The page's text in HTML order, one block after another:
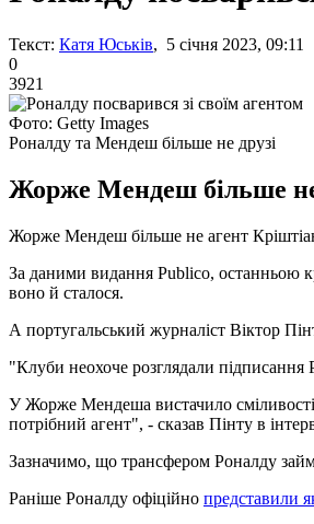
Текст: Катя Юськів, 5 січня 2023, 09:11
0
3921
Фото: Getty Images
Роналду та Мендеш більше не друзі
Жорже Мендеш більше не
Жорже Мендеш більше не агент
За даними видання Publico, останньою
воно й сталося.
А португальський журналіст Віктор
"Клуби неохоче розглядали
У Жорже Мендеша вистачило
потрібний агент", - сказав Пінту в
Зазначимо, що трансфером Роналду
Раніше Роналду офіційно представили